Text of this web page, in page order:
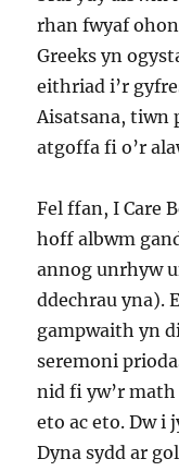
rhan fwyaf
Greeks yn
eithriad i’r
Aisatsana, tiwn
atgoffa fi o’r
Fel ffan, I Care
hoff albwm
annog unrhyw
ddechrau yna).
gampwaith yn
seremoni
nid fi yw’r
eto ac eto. Dw i
Dyna sydd ar